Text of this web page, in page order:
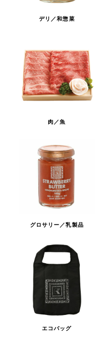
デリ／和惣菜
肉／魚
グロサリー／乳製品
エコバッグ